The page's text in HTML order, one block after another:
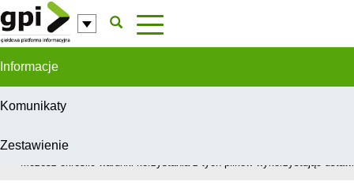
Przejdź do komentarzy
Informacje
Komunikaty
Zestawienie
W celu świadczenia usług na najwyższym poziomie, serwis GPI
Możesz określić warunki korzystania z tych plików wykorzystując